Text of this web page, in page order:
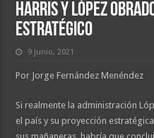
Harris y López
estratégico
9 junio, 2021
Por Jorge Fernández Menéndez
Si realmente la administración
el país y su proyección